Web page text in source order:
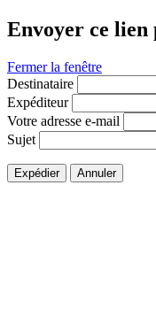
Envoyer ce lien
Fermer la fenêtre
Destinataire
Expéditeur
Votre adresse e-mail
Sujet
Expédier Annuler